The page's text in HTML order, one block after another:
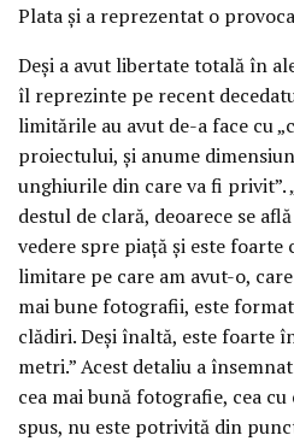
Plata și a reprezentat o
Deși a avut libertate totală în
îl reprezinte pe recent
limitările au avut de-a face cu
proiectului, și anume
unghiurile din care va fi privit”.
destul de clară, deoarece se
vedere spre piață și este foarte
limitare pe care am avut-o,
mai bune fotografii, este
clădiri. Deși înaltă, este foarte
metri.” Acest detaliu a
cea mai bună fotografie, cea
spus, nu este potrivită din